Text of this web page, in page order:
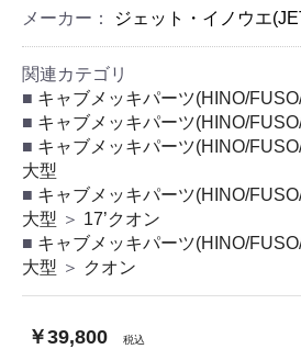
メーカー： ジェット・イノウエ
関連カテゴリ
キャブメッキパーツ(HINO/
キャブメッキパーツ(HINO/
キャブメッキパーツ(HINO/
大型
キャブメッキパーツ(HINO/
大型 ＞ 17’クオン
キャブメッキパーツ(HINO/
大型 ＞ クオン
￥39,800 税込